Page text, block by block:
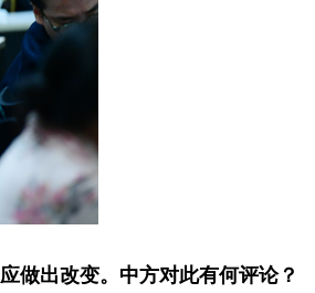
做出改变。中方对此有何评论？